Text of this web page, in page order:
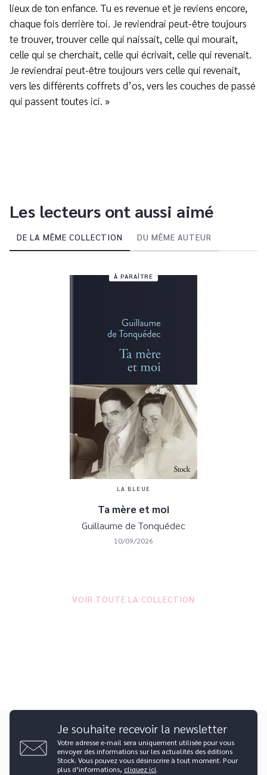
lieux de ton enfance. Tu es revenue et je reviens encore,
chaque fois derrière toi. Je reviendrai peut-être toujours
te trouver, trouver celle qui naissait, celle qui mourait,
celle qui se cherchait, celle qui écrivait, celle qui revenait.
Je reviendrai peut-être toujours vers celle qui revenait,
vers les différents coffrets d’os, vers les couches de passé
qui passent toutes ici. »
Les lecteurs ont aussi aimé
DE LA MÊME COLLECTION DU MÊME AUTEUR
À PARAÎTRE
LA BLEUE
Ta mère et moi
Guillaume de Tonquédec
10/09/2026
VOIR TOUTE LA COLLECTION
Je souhaite recevoir la newsletter
Votre adresse e-mail sera uniquement utilisée pour vous
envoyer des informations sur les actualités des éditions
Stock. Vous pouvez vous désinscrire à tout moment. Pour
plus d’informations, cliquez ici.